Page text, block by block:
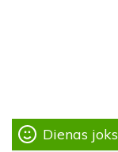
Dienas joks